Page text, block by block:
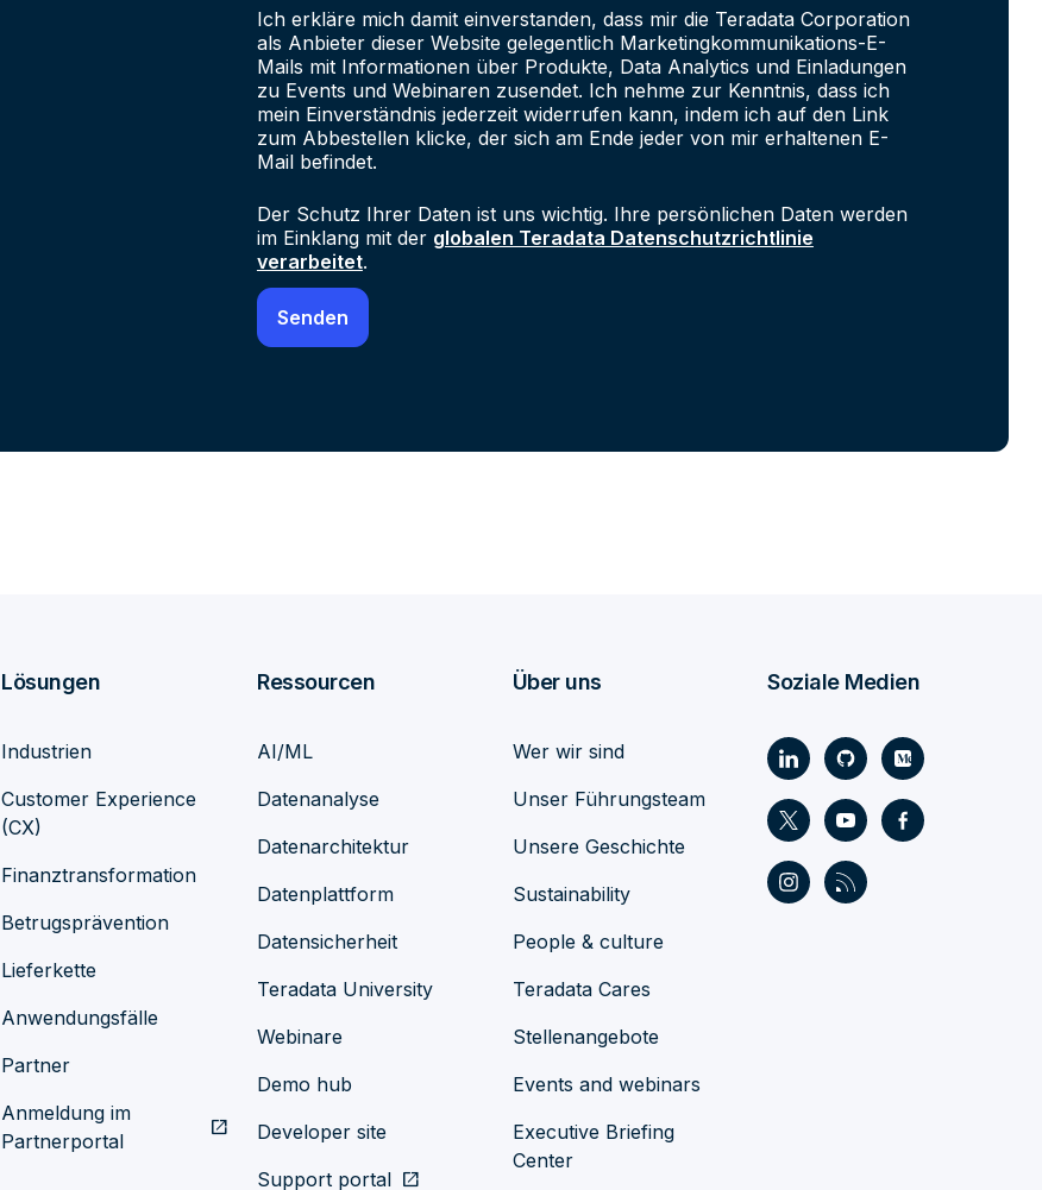
Ich erkläre mich damit einverstanden, dass mir die Teradata Corporation
als Anbieter dieser Website gelegentlich Marketingkommunikations-E-
Mails mit Informationen über Produkte, Data Analytics und Einladungen
zu Events und Webinaren zusendet. Ich nehme zur Kenntnis, dass ich
mein Einverständnis jederzeit widerrufen kann, indem ich auf den Link
zum Abbestellen klicke, der sich am Ende jeder von mir erhaltenen E-
Mail befindet.
Der Schutz Ihrer Daten ist uns wichtig. Ihre persönlichen Daten werden
im Einklang mit der globalen Teradata Datenschutzrichtlinie
verarbeitet.
Lösungen
Industrien
Customer Experience
(CX)
Finanztransformation
Betrugsprävention
Lieferkette
Anwendungsfälle
Partner
Anmeldung im
Partnerportal
open_in_new
Ressourcen
AI/ML
Datenanalyse
Datenarchitektur
Datenplattform
Datensicherheit
Teradata University
Webinare
Demo hub
Developer site
Support portal open_in_new
Über uns
Wer wir sind
Unser Führungsteam
Unsere Geschichte
Sustainability
People & culture
Teradata Cares
Stellenangebote
Events and webinars
Executive Briefing
Center
Soziale Medien